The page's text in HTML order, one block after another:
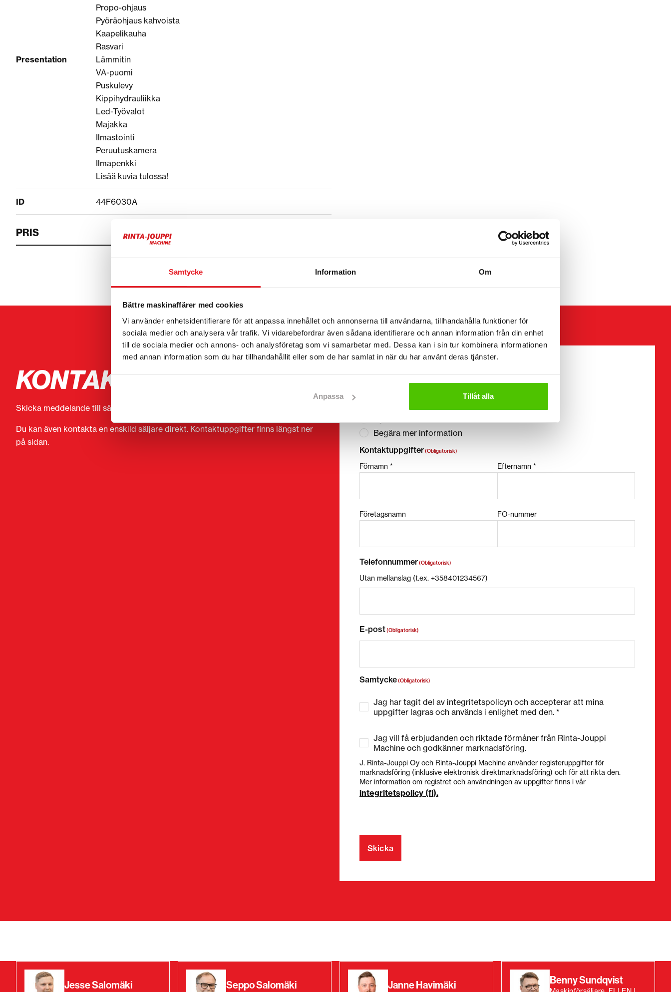
Samtycke Information Om
Bättre maskinaffärer med cookies
Vi använder enhetsidentifierare för att anpassa innehållet och annonserna till användarna, tillhandahålla funktioner för
sociala medier och analysera vår trafik. Vi vidarebefordrar även sådana identifierare och annan information från din enhet
till de sociala medier och annons- och analysföretag som vi samarbetar med. Dessa kan i sin tur kombinera informationen
med annan information som du har tillhandahållit eller som de har samlat in när du har använt deras tjänster.
Anpassa Tillåt alla
Presentation
Propo-ohjaus
Pyöräohjaus kahvoista
Kaapelikauha
Rasvari
Lämmitin
VA-puomi
Puskulevy
Kippihydrauliikka
Led-Työvalot
Majakka
Ilmastointi
Peruutuskamera
Ilmapenkki
Lisää kuvia tulossa!
ID 44F6030A
PRIS
KONTAKTA SÄLJAREN
Skicka meddelande till säljaren av Volvo EW 140 D.
Du kan även kontakta en enskild säljare direkt. Kontaktuppgifter finns längst ner
på sidan.
”(Obligatorisk)” anger obligatoriska fält
Begära mer information
Kontaktuppgifter(Obligatorisk)
Förnamn * Efternamn *
Företagsnamn FO-nummer
Telefonnummer(Obligatorisk)
Utan mellanslag (t.ex. +358401234567)
E-post(Obligatorisk)
Samtycke(Obligatorisk)
Jag har tagit del av integritetspolicyn och accepterar att mina
uppgifter lagras och används i enlighet med den. *
Jag vill få erbjudanden och riktade förmåner från Rinta-Jouppi
Machine och godkänner marknadsföring.
J. Rinta-Jouppi Oy och Rinta-Jouppi Machine använder registeruppgifter för
marknadsföring (inklusive elektronisk direktmarknadsföring) och för att rikta den.
Mer information om registret och användningen av uppgifter finns i vår
integritetspolicy (fi).
Jesse Salomäki Seppo Salomäki Janne Havimäki Benny Sundqvist